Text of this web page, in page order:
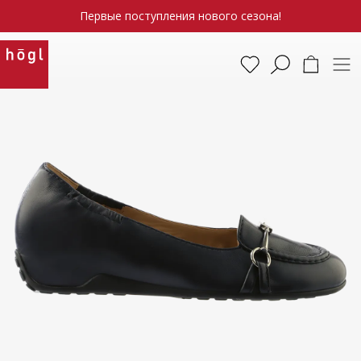
Первые поступления нового сезона!